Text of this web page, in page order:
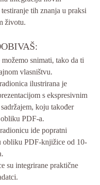
tih znanja u praksi
životu.
snimati, tako da ti
vlasništvu.
ilustrirana je
s ekspresivnim
koju također
PDF-a.
ide popratni
obliku PDF-knjižice od 10-
su integrirane praktične